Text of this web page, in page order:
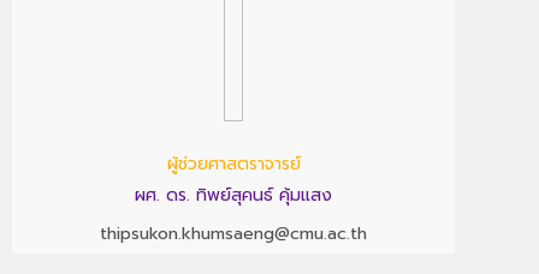
ผู้ช่วยศาสตราจารย์
ผศ. ดร. ทิพย์สุคนธ์ คุ้มแสง
thipsukon.khumsaeng@cmu.ac.th